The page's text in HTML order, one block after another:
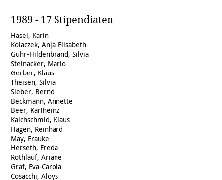
1989 - 17 Stipendiaten
Hasel, Karin
Kolaczek, Anja-Elisabeth
Guhr-Hildenbrand, Silvia
Steinacker, Mario
Gerber, Klaus
Theisen, Silvia
Sieber, Bernd
Beckmann, Annette
Beer, Karlheinz
Kalchschmid, Klaus
Hagen, Reinhard
May, Frauke
Herseth, Freda
Rothlauf, Ariane
Graf, Eva-Carola
Cosacchi, Aloys